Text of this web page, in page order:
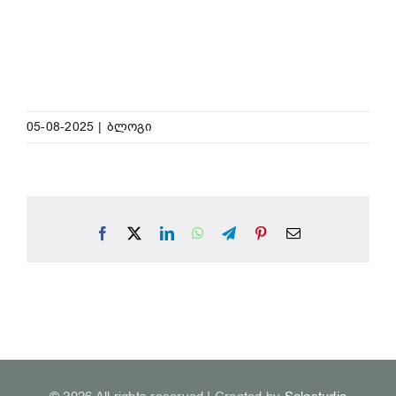
05-08-2025 | ბლოგი
Facebook LinkedInWhatsApp
TelegramPinterestEmail